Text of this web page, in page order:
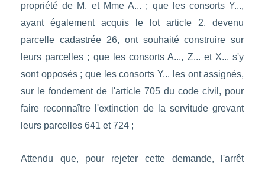
propriété de M. et Mme A... ; que les consorts Y...,
ayant également acquis le lot article 2, devenu
parcelle cadastrée 26, ont souhaité construire sur
leurs parcelles ; que les consorts A..., Z... et X... s'y
sont opposés ; que les consorts Y... les ont assignés,
sur le fondement de l'article 705 du code civil, pour
faire reconnaître l'extinction de la servitude grevant
leurs parcelles 641 et 724 ;
Attendu que, pour rejeter cette demande, l'arrêt